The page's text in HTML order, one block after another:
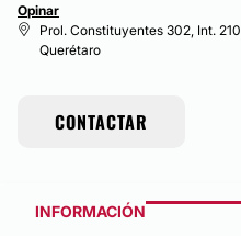
Opinar
Prol. Constituyentes 302, Int.
Querétaro
CONTACTAR
INFORMACIÓN